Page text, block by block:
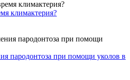
климактерия?
пародонтоза при помощи уколов в